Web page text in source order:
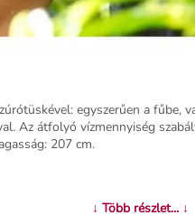
egyszerűen a fűbe,
Az átfolyó vízmennyiség
207 cm.
↓ Több részlet... ↓